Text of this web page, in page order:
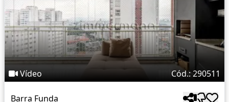
Vídeo Cód.: 290511
Barra Funda